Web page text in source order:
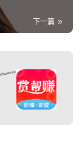
下一篇